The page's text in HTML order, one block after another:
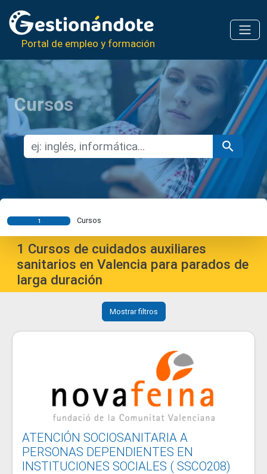
Portal de empleo y formación
Cursos
1 Cursos
1 Cursos de cuidados auxiliares
sanitarios en Valencia para parados de
larga duración
Mostrar filtros
ATENCIÓN SOCIOSANITARIA A
PERSONAS DEPENDIENTES EN
INSTITUCIONES SOCIALES ( SSCO208)